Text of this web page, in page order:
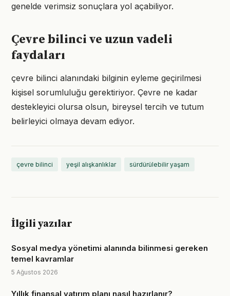
genelde verimsiz sonuçlara yol açabiliyor.
Çevre bilinci ve uzun vadeli
faydaları
çevre bilinci alanındaki bilginin eyleme geçirilmesi
kişisel sorumluluğu gerektiriyor. Çevre ne kadar
destekleyici olursa olsun, bireysel tercih ve tutum
belirleyici olmaya devam ediyor.
çevre bilinci yeşil alışkanlıklar sürdürülebilir yaşam
İlgili yazılar
Sosyal medya yönetimi alanında bilinmesi gereken
temel kavramlar
5 Ağustos 2026
Yıllık finansal yatırım planı nasıl hazırlanır?